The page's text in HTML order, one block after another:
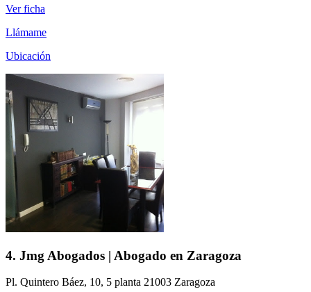
Ver ficha
Llámame
Ubicación
4. Jmg Abogados | Abogado en Zaragoza
Pl. Quintero Báez, 10, 5 planta 21003 Zaragoza